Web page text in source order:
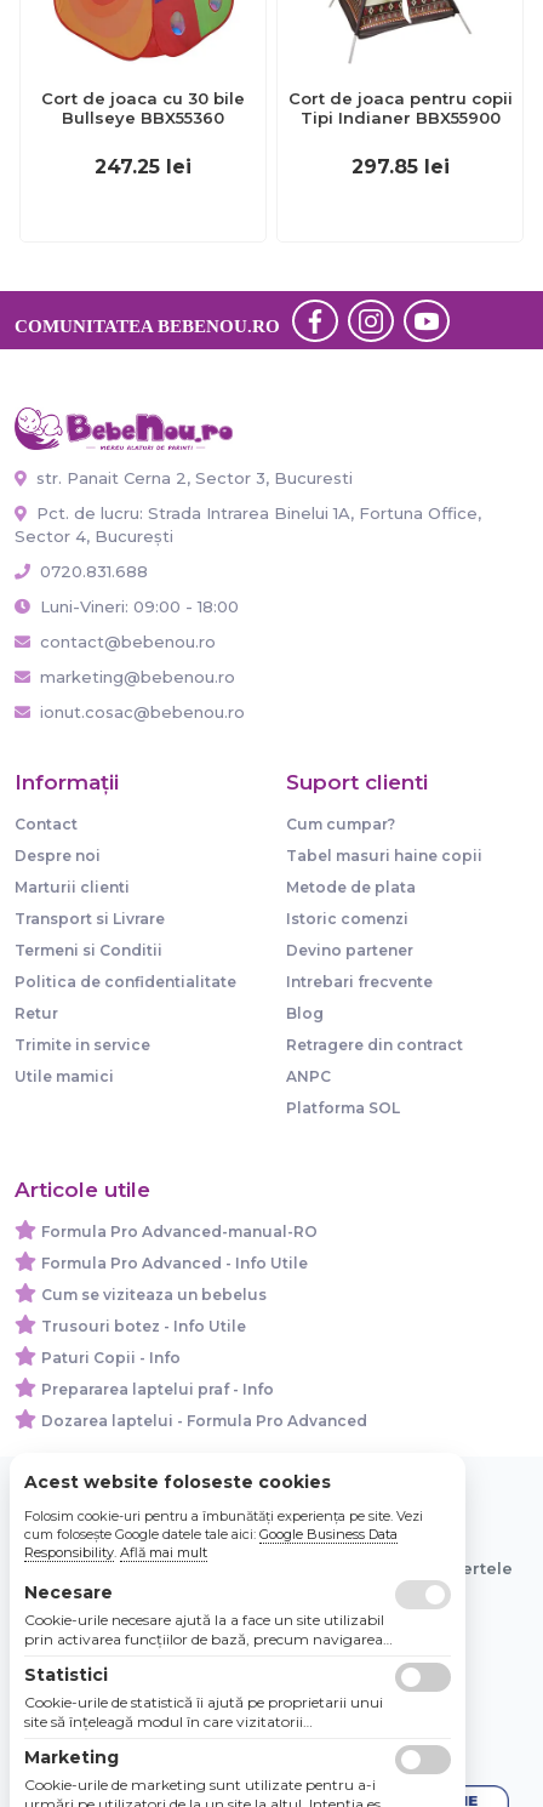
Cort de joaca cu 30 bile
Bullseye BBX55360
247.25 lei
Cort de joaca pentru copii
Tipi Indianer BBX55900
297.85 lei
COMUNITATEA BEBENOU.RO
str. Panait Cerna 2, Sector 3, Bucuresti
Pct. de lucru: Strada Intrarea Binelui 1A, Fortuna Office,
Sector 4, București
0720.831.688
Luni-Vineri: 09:00 - 18:00
contact@bebenou.ro
marketing@bebenou.ro
ionut.cosac@bebenou.ro
Informaţii
Contact
Despre noi
Marturii clienti
Transport si Livrare
Termeni si Conditii
Politica de confidentialitate
Retur
Trimite in service
Utile mamici
Suport clienti
Cum cumpar?
Tabel masuri haine copii
Metode de plata
Istoric comenzi
Devino partener
Intrebari frecvente
Blog
Retragere din contract
ANPC
Platforma SOL
Articole utile
Formula Pro Advanced-manual-RO
Formula Pro Advanced - Info Utile
Cum se viziteaza un bebelus
Trusouri botez - Info Utile
Paturi Copii - Info
Prepararea laptelui praf - Info
Dozarea laptelui - Formula Pro Advanced
© 2026 Bebe Nou Online Store SRL
Toate preturile sunt exprimate in lei si includ tva. Ofertele
sunt valabile in limita stocului disponibil.
Acest website foloseste cookies
Folosim cookie-uri pentru a îmbunătăți experiența pe site. Vezi
cum folosește Google datele tale aici: Google Business Data
Responsibility. Află mai mult
Necesare
Cookie-urile necesare ajută la a face un site utilizabil
prin activarea funcţiilor de bază, precum navigarea
Site-ul nu poate funcţiona corespunzător fără aceste
cookie-uri.
Statistici
Cookie-urile de statistică îi ajută pe proprietarii unui
site să înţeleagă modul în care vizitatorii
raportarea informaţiilor în mod anonim.
Marketing
Cookie-urile de marketing sunt utilizate pentru a-i